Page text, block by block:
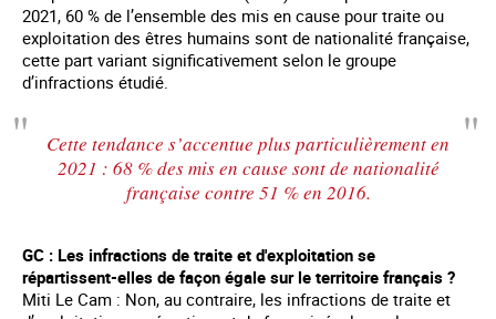
2021, 60 % de l’ensemble des mis en cause pour traite ou
exploitation des êtres humains sont de nationalité française,
cette part variant significativement selon le groupe
d’infractions étudié.
Cette tendance s’accentue plus particulièrement en
2021 : 68 % des mis en cause sont de nationalité
française contre 51 % en 2016.
GC : Les infractions de traite et d'exploitation se
répartissent-elles de façon égale sur le territoire français ?
Miti Le Cam : Non, au contraire, les infractions de traite et